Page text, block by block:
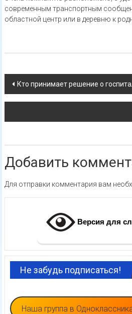
современным транспортным
областной центр или в деревню к
Навигация
по
записям
Кто принимает решение о
Добавить
Для отправки комментария вам
Версия для
Не забудь подписаться!
Наша группа в